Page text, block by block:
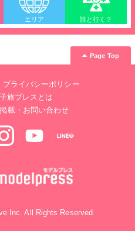
エリア 誰と行く？
Page Top
プライバシーポリシー
旅プレスとは
載・お問い合わせ
Inc. All Rights Reserved.